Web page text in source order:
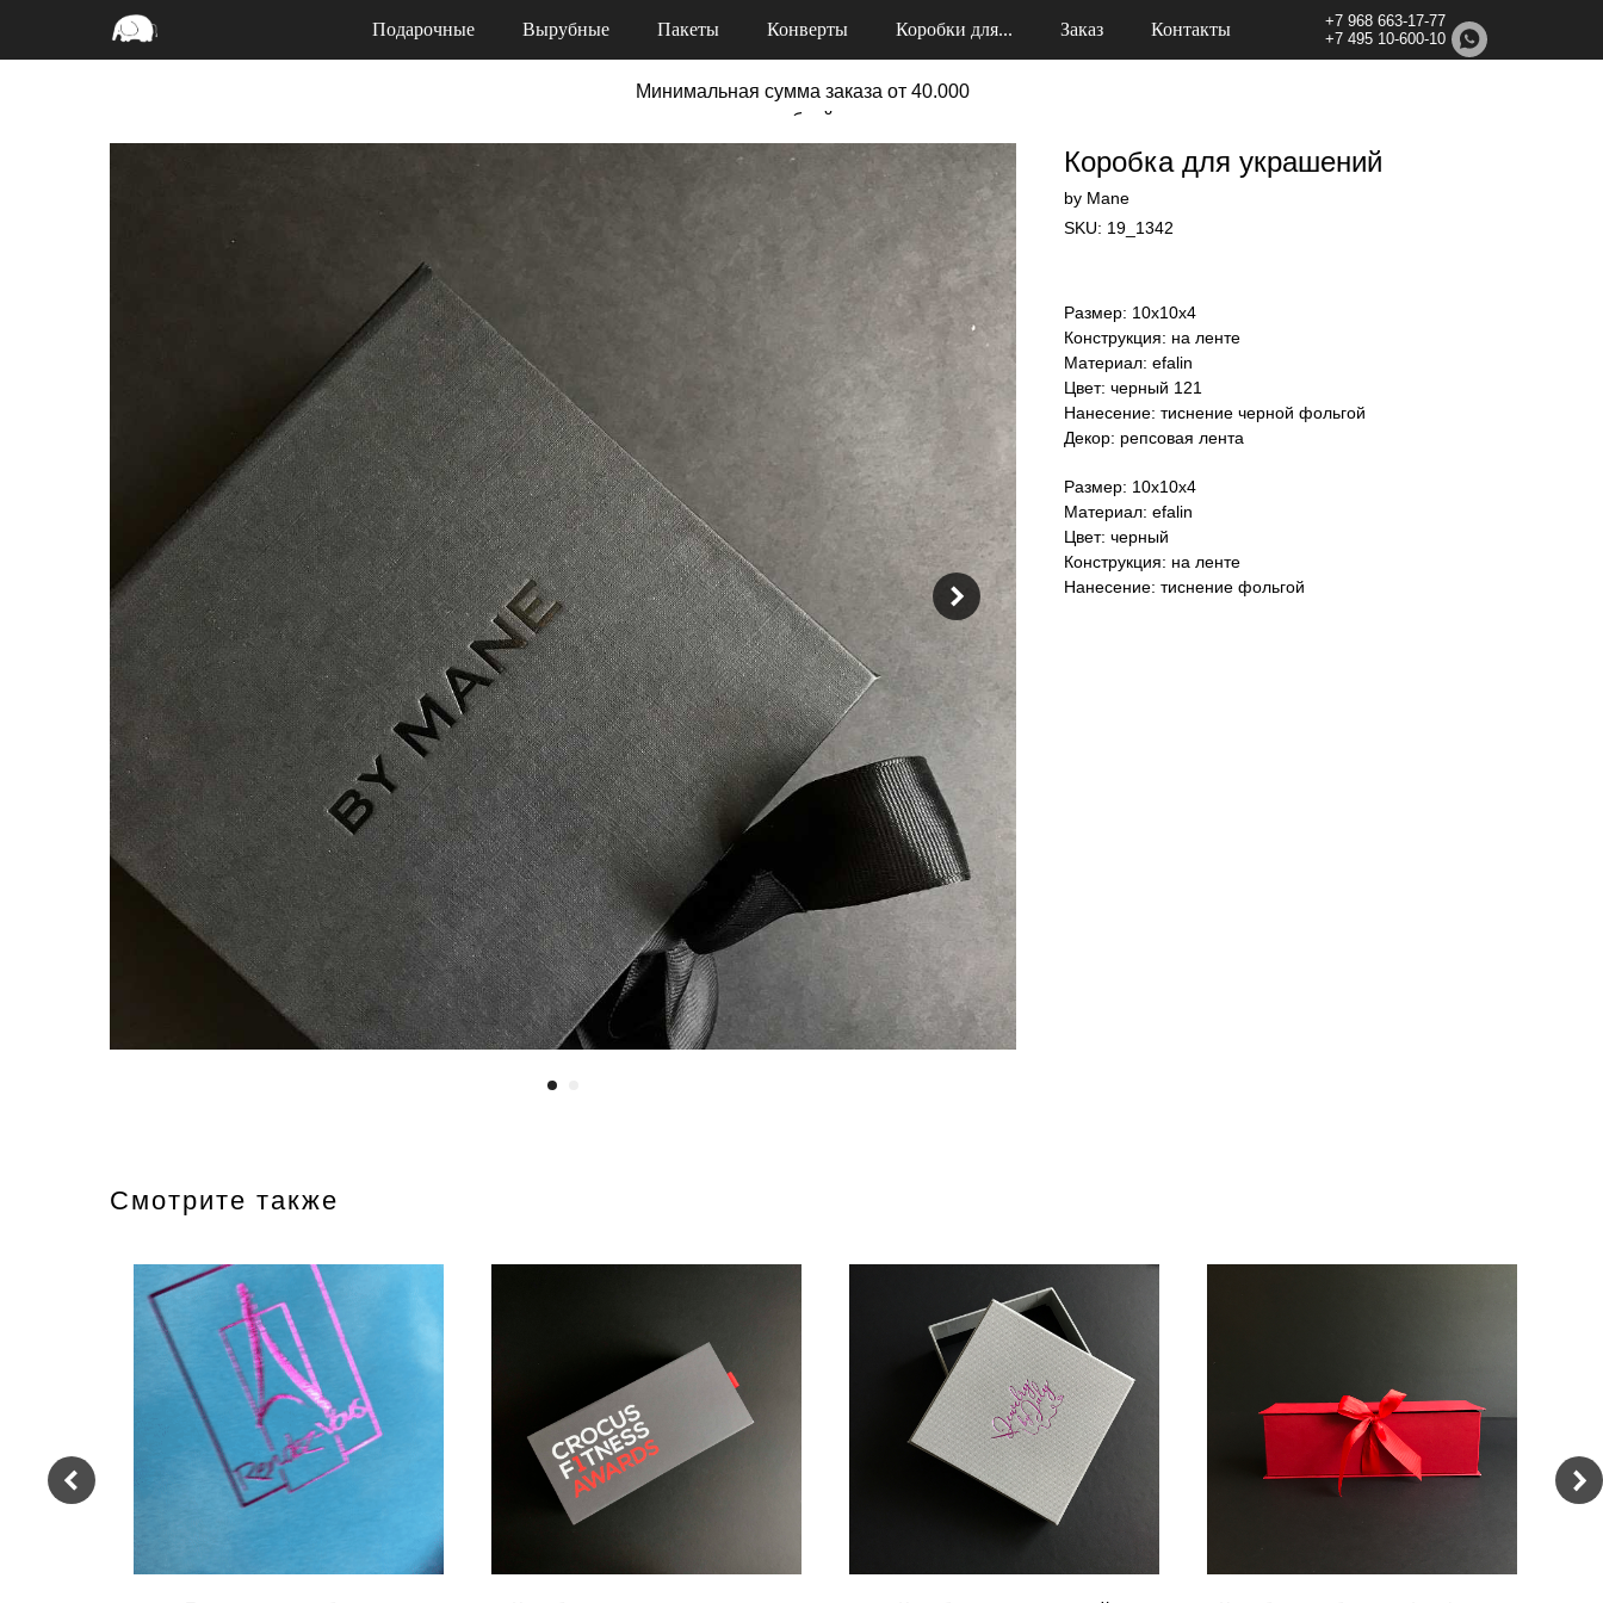
Минимальная сумма заказа от 40.000
рублей
Подарочные Вырубные Пакеты Конверты Коробки для... Заказ Контакты
+7 968 663-17-77
+7 495 10-600-10
Коробка для украшений
by Mane
SKU: 19_1342
Размер: 10х10х4
Конструкция: на ленте
Материал: efalin
Цвет: черный 121
Нанесение: тиснение черной фольгой
Декор: репсовая лента
Размер: 10х10х4
Материал: efalin
Цвет: черный
Конструкция: на ленте
Нанесение: тиснение фольгой
Смотрите также